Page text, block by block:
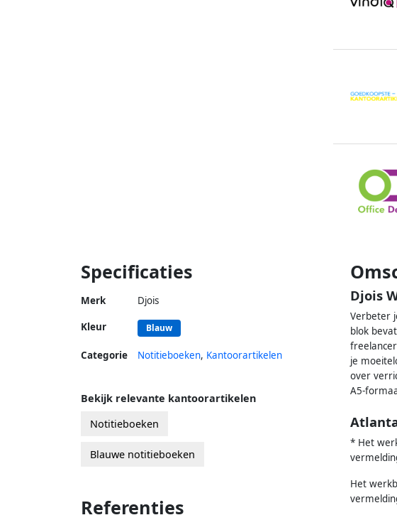
Specificaties
Merk Djois
Kleur Blauw
Categorie Notitieboeken, Kantoorartikelen
Djois
Verbeter
blok
je
over
A5-
* Het
Het
Bekijk relevante kantoorartikelen
Notitieboeken
Blauwe notitieboeken
Referenties